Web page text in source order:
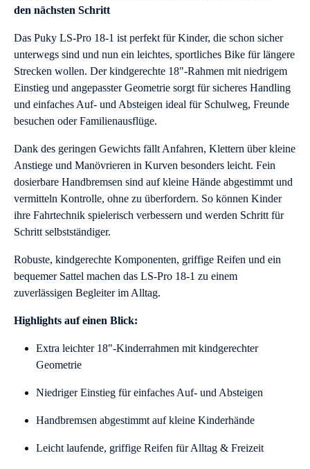
den nächsten Schritt
Das Puky LS-Pro 18-1 ist perfekt für Kinder, die schon sicher
unterwegs sind und nun ein leichtes, sportliches Bike für längere
Strecken wollen. Der kindgerechte 18"-Rahmen mit niedrigem
Einstieg und angepasster Geometrie sorgt für sicheres Handling
und einfaches Auf- und Absteigen ideal für Schulweg, Freunde
besuchen oder Familienausflüge.
Dank des geringen Gewichts fällt Anfahren, Klettern über kleine
Anstiege und Manövrieren in Kurven besonders leicht. Fein
dosierbare Handbremsen sind auf kleine Hände abgestimmt und
vermitteln Kontrolle, ohne zu überfordern. So können Kinder
ihre Fahrtechnik spielerisch verbessern und werden Schritt für
Schritt selbstständiger.
Robuste, kindgerechte Komponenten, griffige Reifen und ein
bequemer Sattel machen das LS-Pro 18-1 zu einem
zuverlässigen Begleiter im Alltag.
Highlights auf einen Blick:
Extra leichter 18"-Kinderrahmen mit kindgerechter
Geometrie
Niedriger Einstieg für einfaches Auf- und Absteigen
Handbremsen abgestimmt auf kleine Kinderhände
Leicht laufende, griffige Reifen für Alltag & Freizeit